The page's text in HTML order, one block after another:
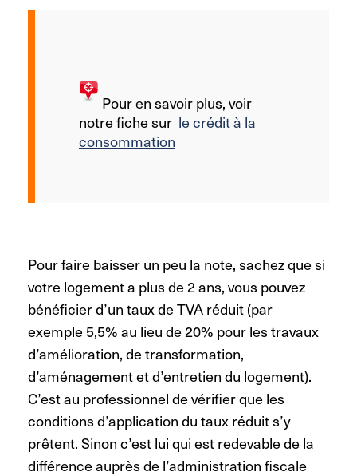
Pour en savoir plus, voir
notre fiche sur le crédit à la
consommation
Pour faire baisser un peu la note, sachez que si
votre logement a plus de 2 ans, vous pouvez
bénéficier d’un taux de TVA réduit (par
exemple 5,5% au lieu de 20% pour les travaux
d’amélioration, de transformation,
d’aménagement et d’entretien du logement).
C’est au professionnel de vérifier que les
conditions d’application du taux réduit s’y
prêtent. Sinon c’est lui qui est redevable de la
différence auprès de l’administration fiscale